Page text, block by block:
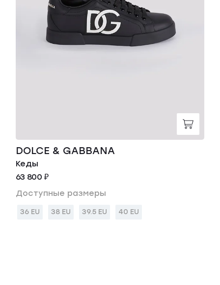
DOLCE & GABBANA
Кеды
63 800 ₽
Доступные размеры
36 EU 38 EU 39.5 EU 40 EU